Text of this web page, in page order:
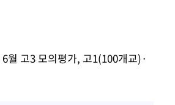
고3 모의평가, 고1(100개교)·